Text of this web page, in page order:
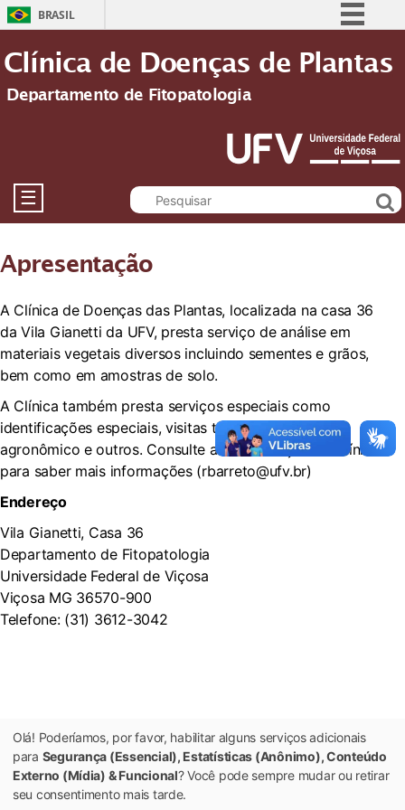
BRASIL
Comunica BR
Acesso à informação
Legislação
Canais
Clínica de Doenças de Plantas
Departamento de Fitopatologia
☰
Apresentação
A Clínica de Doenças das Plantas, localizada na casa 36
da Vila Gianetti da UFV, presta serviço de análise em
materiais vegetais diversos incluindo sementes e grãos,
bem como em amostras de solo.
A Clínica também presta serviços especiais como
identificações especiais, visitas técnicas, receituário
agronômico e outros. Consulte a coordenação da Clínica
para saber mais informações (rbarreto@ufv.br)
Endereço
Vila Gianetti, Casa 36
Departamento de Fitopatologia
Universidade Federal de Viçosa
Viçosa MG 36570-900
Telefone: (31) 3612-3042
Olá! Poderíamos, por favor, habilitar alguns serviços adicionais
para Segurança (Essencial), Estatísticas (Anônimo), Conteúdo
Externo (Mídia) & Funcional? Você pode sempre mudar ou retirar
seu consentimento mais tarde.